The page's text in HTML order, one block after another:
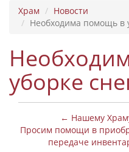
Храм
Новости
Необходима помощь в
уборке
← Нашему
Просим помощи в
передаче